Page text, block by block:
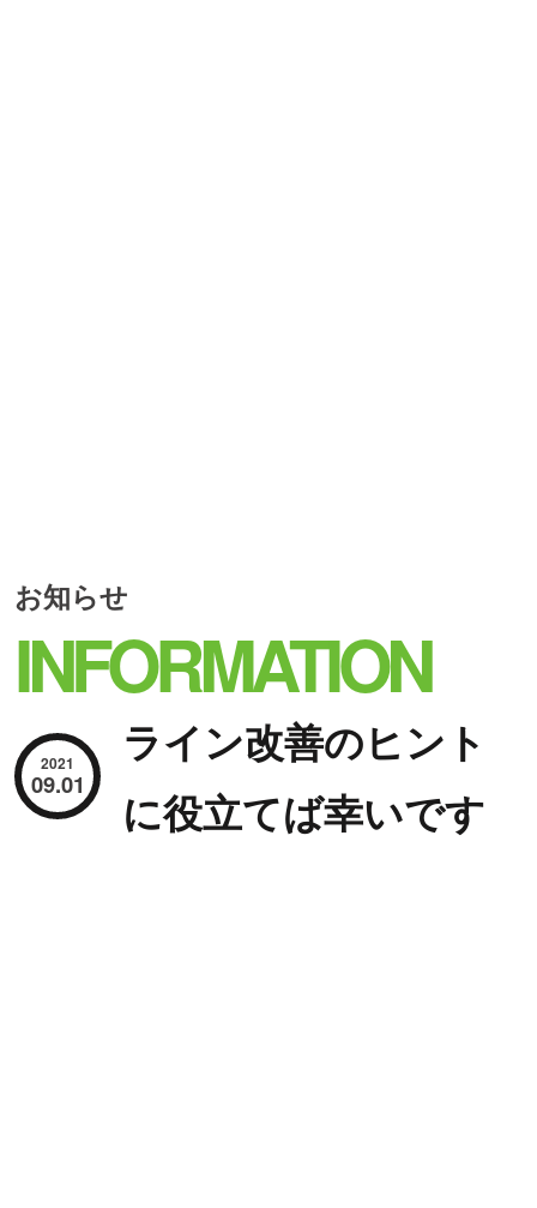
お知らせ
INFORMATION
2021
09.01
ライン改善のヒント
に役立てば幸いです